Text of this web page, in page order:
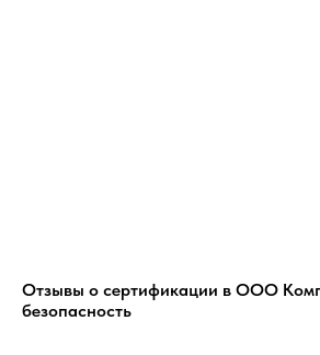
Отзывы о сертификации в ООО
безопасность